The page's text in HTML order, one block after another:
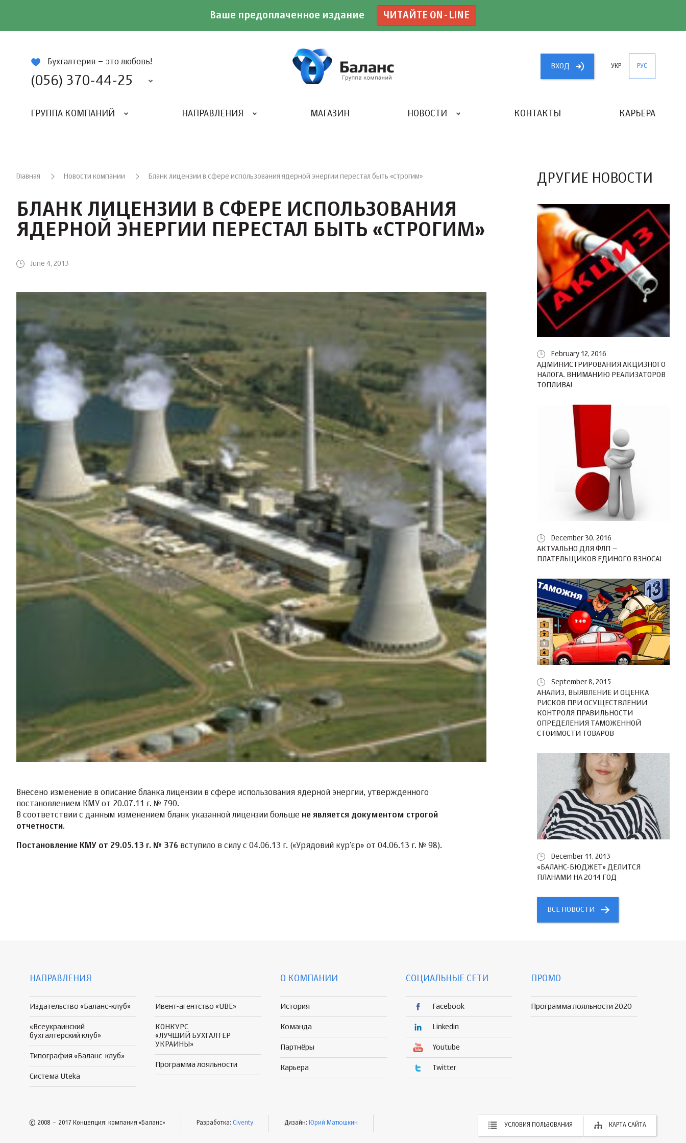
Ваше предоплаченное издание ЧИТАЙТЕ ON-LINE
Бухгалтерия – это любовь!
(056) 370-44-25
ВХОД УКР РУС
ГРУППА КОМПАНИЙ НАПРАВЛЕНИЯ МАГАЗИН НОВОСТИ КОНТАКТЫ КАРЬЕРА
Главная Новости компании Бланк лицензии в сфере использования ядерной энергии перестал быть «строгим»
БЛАНК ЛИЦЕНЗИИ В СФЕРЕ ИСПОЛЬЗОВАНИЯ
ЯДЕРНОЙ ЭНЕРГИИ ПЕРЕСТАЛ БЫТЬ «СТРОГИМ»
June 4, 2013
Внесено изменение в описание бланка лицензии в сфере использования ядерной энергии, утвержденного
постановлением КМУ от 20.07.11 г. № 790.
В соответствии с данным изменением бланк указанной лицензии больше не является документом строгой
отчетности.
Постановление КМУ от 29.05.13 г. № 376 вступило в силу с 04.06.13 г. («Урядовий кур’єр» от 04.06.13 г. № 98).
ДРУГИЕ НОВОСТИ
February 12, 2016
АДМИНИСТРИРОВАНИЯ АКЦИЗНОГО
НАЛОГА. ВНИМАНИЮ РЕАЛИЗАТОРОВ
ТОПЛИВА!
December 30, 2016
АКТУАЛЬНО ДЛЯ ФЛП –
ПЛАТЕЛЬЩИКОВ ЕДИНОГО ВЗНОСА!
September 8, 2015
АНАЛИЗ, ВЫЯВЛЕНИЕ И ОЦЕНКА
РИСКОВ ПРИ ОСУЩЕСТВЛЕНИИ
КОНТРОЛЯ ПРАВИЛЬНОСТИ
ОПРЕДЕЛЕНИЯ ТАМОЖЕННОЙ
СТОИМОСТИ ТОВАРОВ
December 11, 2013
«БАЛАНС-БЮДЖЕТ» ДЕЛИТСЯ
ПЛАНАМИ НА 2014 ГОД
ВСЕ НОВОСТИ
НАПРАВЛЕНИЯ
Издательство «Баланс-клуб»
«Всеукраинский
бухгалтерский клуб»
Типография «Баланс-клуб»
Система Uteka
Ивент-агентство «UBE»
КОНКУРС
«ЛУЧШИЙ БУХГАЛТЕР
УКРАИНЫ»
Программа лояльности
О КОМПАНИИ
История
Команда
Партнёры
Карьера
СОЦИАЛЬНЫЕ СЕТИ
Facebook
Linkedin
Youtube
Twitter
ПРОМО
Программа лояльности 2020
© 2008 – 2017 Концепция: компания «Баланс» Разработка: Civenty Дизайн: Юрий Матюшкин УСЛОВИЯ ПОЛЬЗОВАНИЯ КАРТА САЙТА